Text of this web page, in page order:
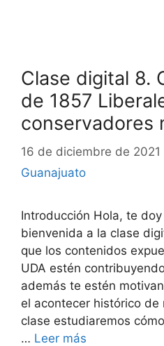
Clase digital 8.
de 1857
conservadores
16 de diciembre de 2021
Guanajuato
Introducción Hola, te
bienvenida a la clase
que los contenidos
UDA estén
además te estén
el acontecer histórico de
clase estudiaremos
… Leer más